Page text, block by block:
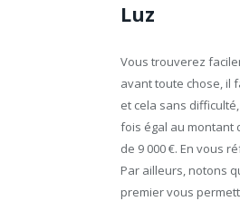
Luz
Vous trouverez
avant toute chose, il
et cela sans
fois égal au montant
de 9 000 €. En vous
Par ailleurs, notons
premier vous